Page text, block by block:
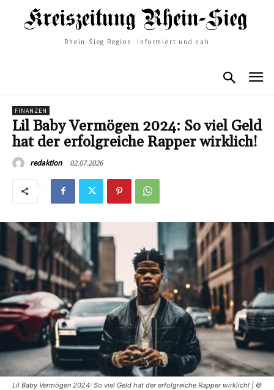
Rhein-Sieg Region: informiert und nah
FINANZEN
Lil Baby Vermögen 2024: So viel Geld
hat der erfolgreiche Rapper wirklich!
redaktion 02.07.2026
Lil Baby Vermögen 2024: So viel Geld hat der erfolgreiche Rapper wirklich! | ©